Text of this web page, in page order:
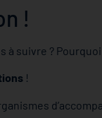
!
à suivre ?
!